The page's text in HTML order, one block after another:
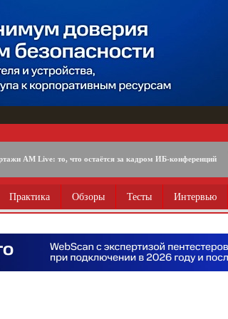
AM Live: то, что остаётся за кадром ИБ-конференций
Практика Обзоры Тесты Интервью